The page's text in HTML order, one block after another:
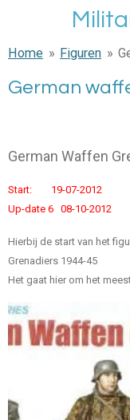
naar
hoofdinhoud
Home » Figuren »
German
German Waffen
Start: 19-07-2012
Up-date 6 08-10-2012
Hierbij de start van het
Grenadiers 1944-45
Het gaat hier om het